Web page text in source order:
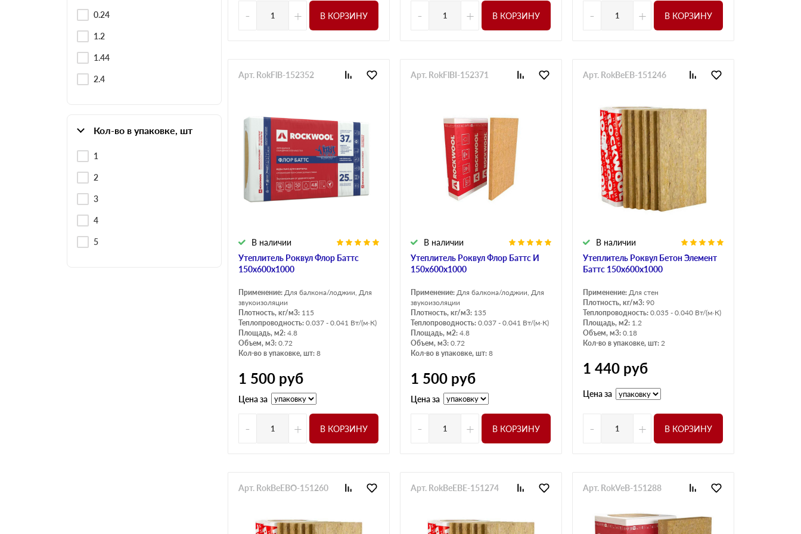
0.24
1.2
1.44
2.4
Кол-во в упаковке, шт
1
2
3
4
5
- + В КОРЗИНУ - + В КОРЗИНУ - + В КОРЗИНУ
Утеплитель Роквул Флор Баттс
150х600х1000
В наличии
Арт. RokFlB-152352
Применение: Для балкона/лоджии, Для
звукоизоляции
Плотность, кг/м3: 115
Теплопроводность: 0.037 - 0.041 Вт/(м·К)
Площадь, м2: 4.8
Объем, м3: 0.72
Кол-во в упаковке, шт: 8
1 500 руб
Цена за
- + В КОРЗИНУ
Утеплитель Роквул Флор Баттс И
150х600х1000
В наличии
Арт. RokFlBI-152371
Применение: Для балкона/лоджии, Для
звукоизоляции
Плотность, кг/м3: 135
Теплопроводность: 0.037 - 0.041 Вт/(м·К)
Площадь, м2: 4.8
Объем, м3: 0.72
Кол-во в упаковке, шт: 8
1 500 руб
Цена за
- + В КОРЗИНУ
Утеплитель Роквул Бетон Элемент
Баттс 150х600х1000
В наличии
Арт. RokBeEB-151246
Применение: Для стен
Плотность, кг/м3: 90
Теплопроводность: 0.035 - 0.040 Вт/(м·К)
Площадь, м2: 1.2
Объем, м3: 0.18
Кол-во в упаковке, шт: 2
1 440 руб
Цена за
- + В КОРЗИНУ
Арт. RokBeEBO-151260 Арт. RokBeEBE-151274 Арт. RokVeB-151288